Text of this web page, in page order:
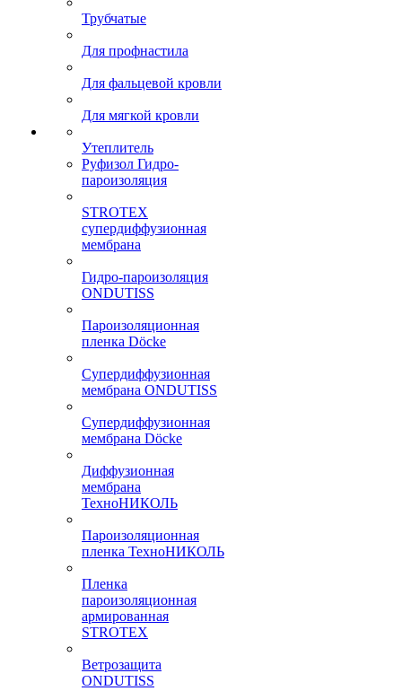
Трубчатые
Для профнастила
Для фальцевой кровли
Для мягкой кровли
Утеплитель
Руфизол Гидро-
пароизоляция
STROTEX
супердиффузионная
мембрана
Гидро-пароизоляция
ONDUTISS
Пароизоляционная
пленка Döcke
Супердиффузионная
мембрана ONDUTISS
Супердиффузионная
мембрана Döcke
Диффузионная
мембрана
ТехноНИКОЛЬ
Пароизоляционная
пленка ТехноНИКОЛЬ
Пленка
пароизоляционная
армированная
STROTEX
Ветрозащита
ONDUTISS